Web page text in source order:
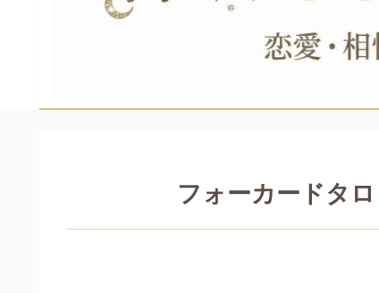
フォーカードタ